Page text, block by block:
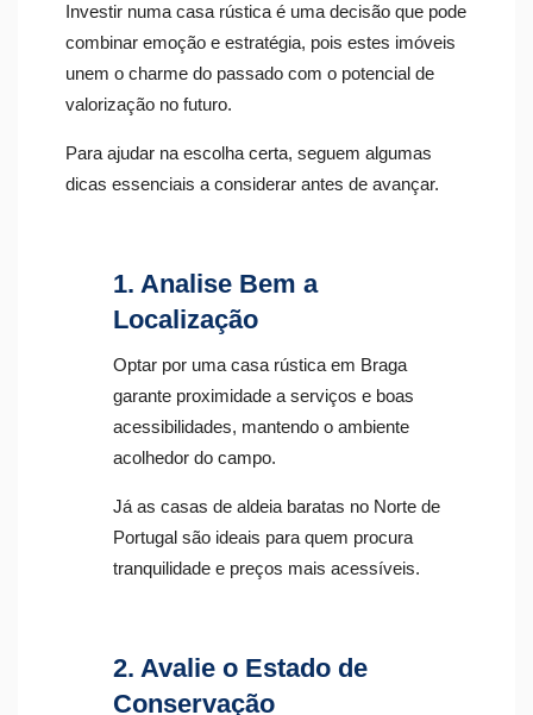
Investir numa casa rústica é uma decisão que pode
combinar emoção e estratégia, pois estes imóveis
unem o charme do passado com o potencial de
valorização no futuro.
Para ajudar na escolha certa, seguem algumas
dicas essenciais a considerar antes de avançar.
1. Analise Bem a
Localização
Optar por uma casa rústica em Braga
garante proximidade a serviços e boas
acessibilidades, mantendo o ambiente
acolhedor do campo.
Já as casas de aldeia baratas no Norte de
Portugal são ideais para quem procura
tranquilidade e preços mais acessíveis.
2. Avalie o Estado de
Conservação